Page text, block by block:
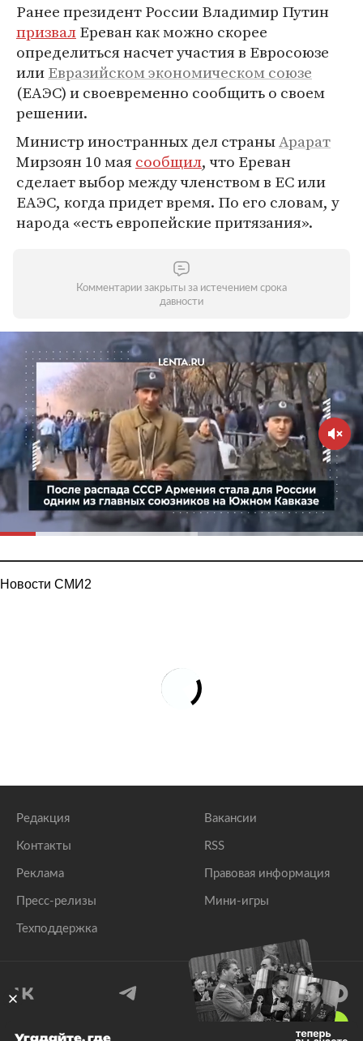
Ранее президент России Владимир Путин
призвалЕреван как можно скорее
определиться насчет участия в Евросоюзе
илиЕвразийском экономическом союзе
(ЕАЭС) и своевременно сообщить о своем
решении.
Министр иностранных дел страныАрарат
Мирзоян 10 маясообщил, что Ереван
сделает выбор между членством в ЕС или
ЕАЭС, когда придет время. По его словам, у
народа «есть европейские притязания».
Комментарии закрыты за истечением срока
давности
Новости СМИ2
Редакция
Контакты
Реклама
Пресс-релизы
Техподдержка
Вакансии
RSS
Правовая информация
Мини-игры
Угадайте, где